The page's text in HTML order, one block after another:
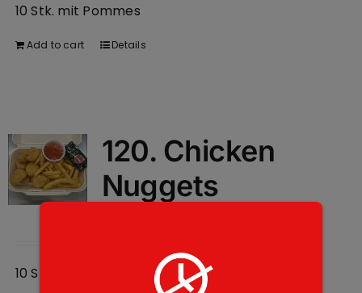
10 Stk. mit Pommes
Add to cart Details
120. Chicken
Nuggets
10 Stk. mit Pomme